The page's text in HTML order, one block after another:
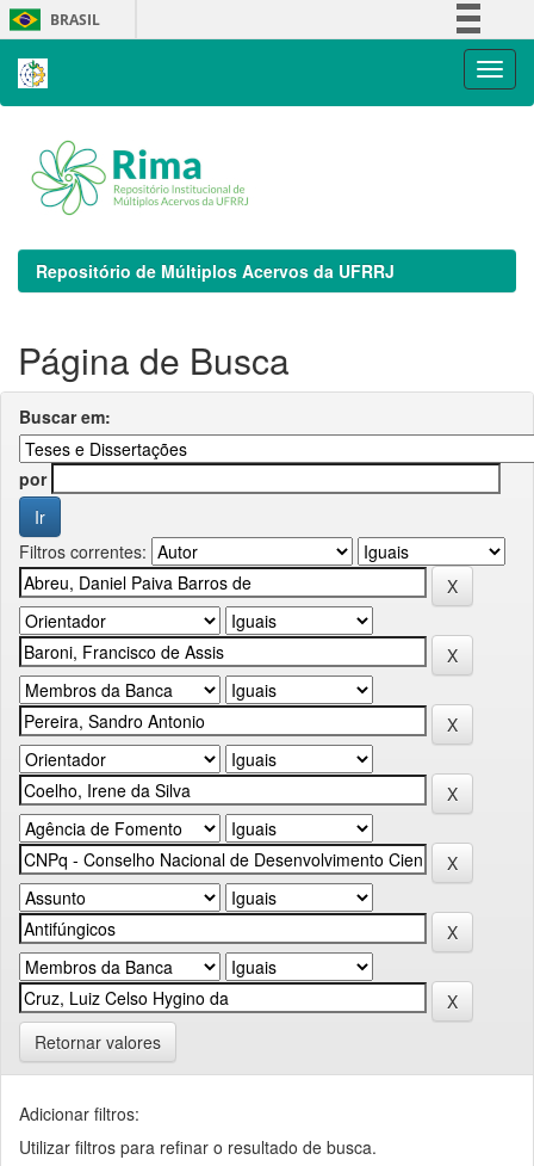
Skip
navigation
BRASIL
Repositório de Múltiplos Acervos da UFRRJ
Página de Busca
Buscar em:
por
Filtros correntes:
Retornar valores
Adicionar filtros:
Utilizar filtros para refinar o resultado de busca.